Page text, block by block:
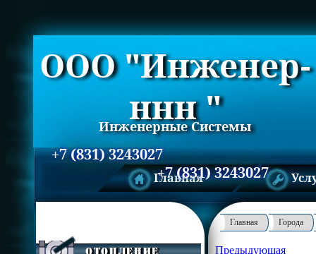
ООО "Инженер-
ннн "
Инженерные Системы
+7 (831) 3243027
+7 (831) 3243027
Главная
Отопление
Главная Города
Предыдующая